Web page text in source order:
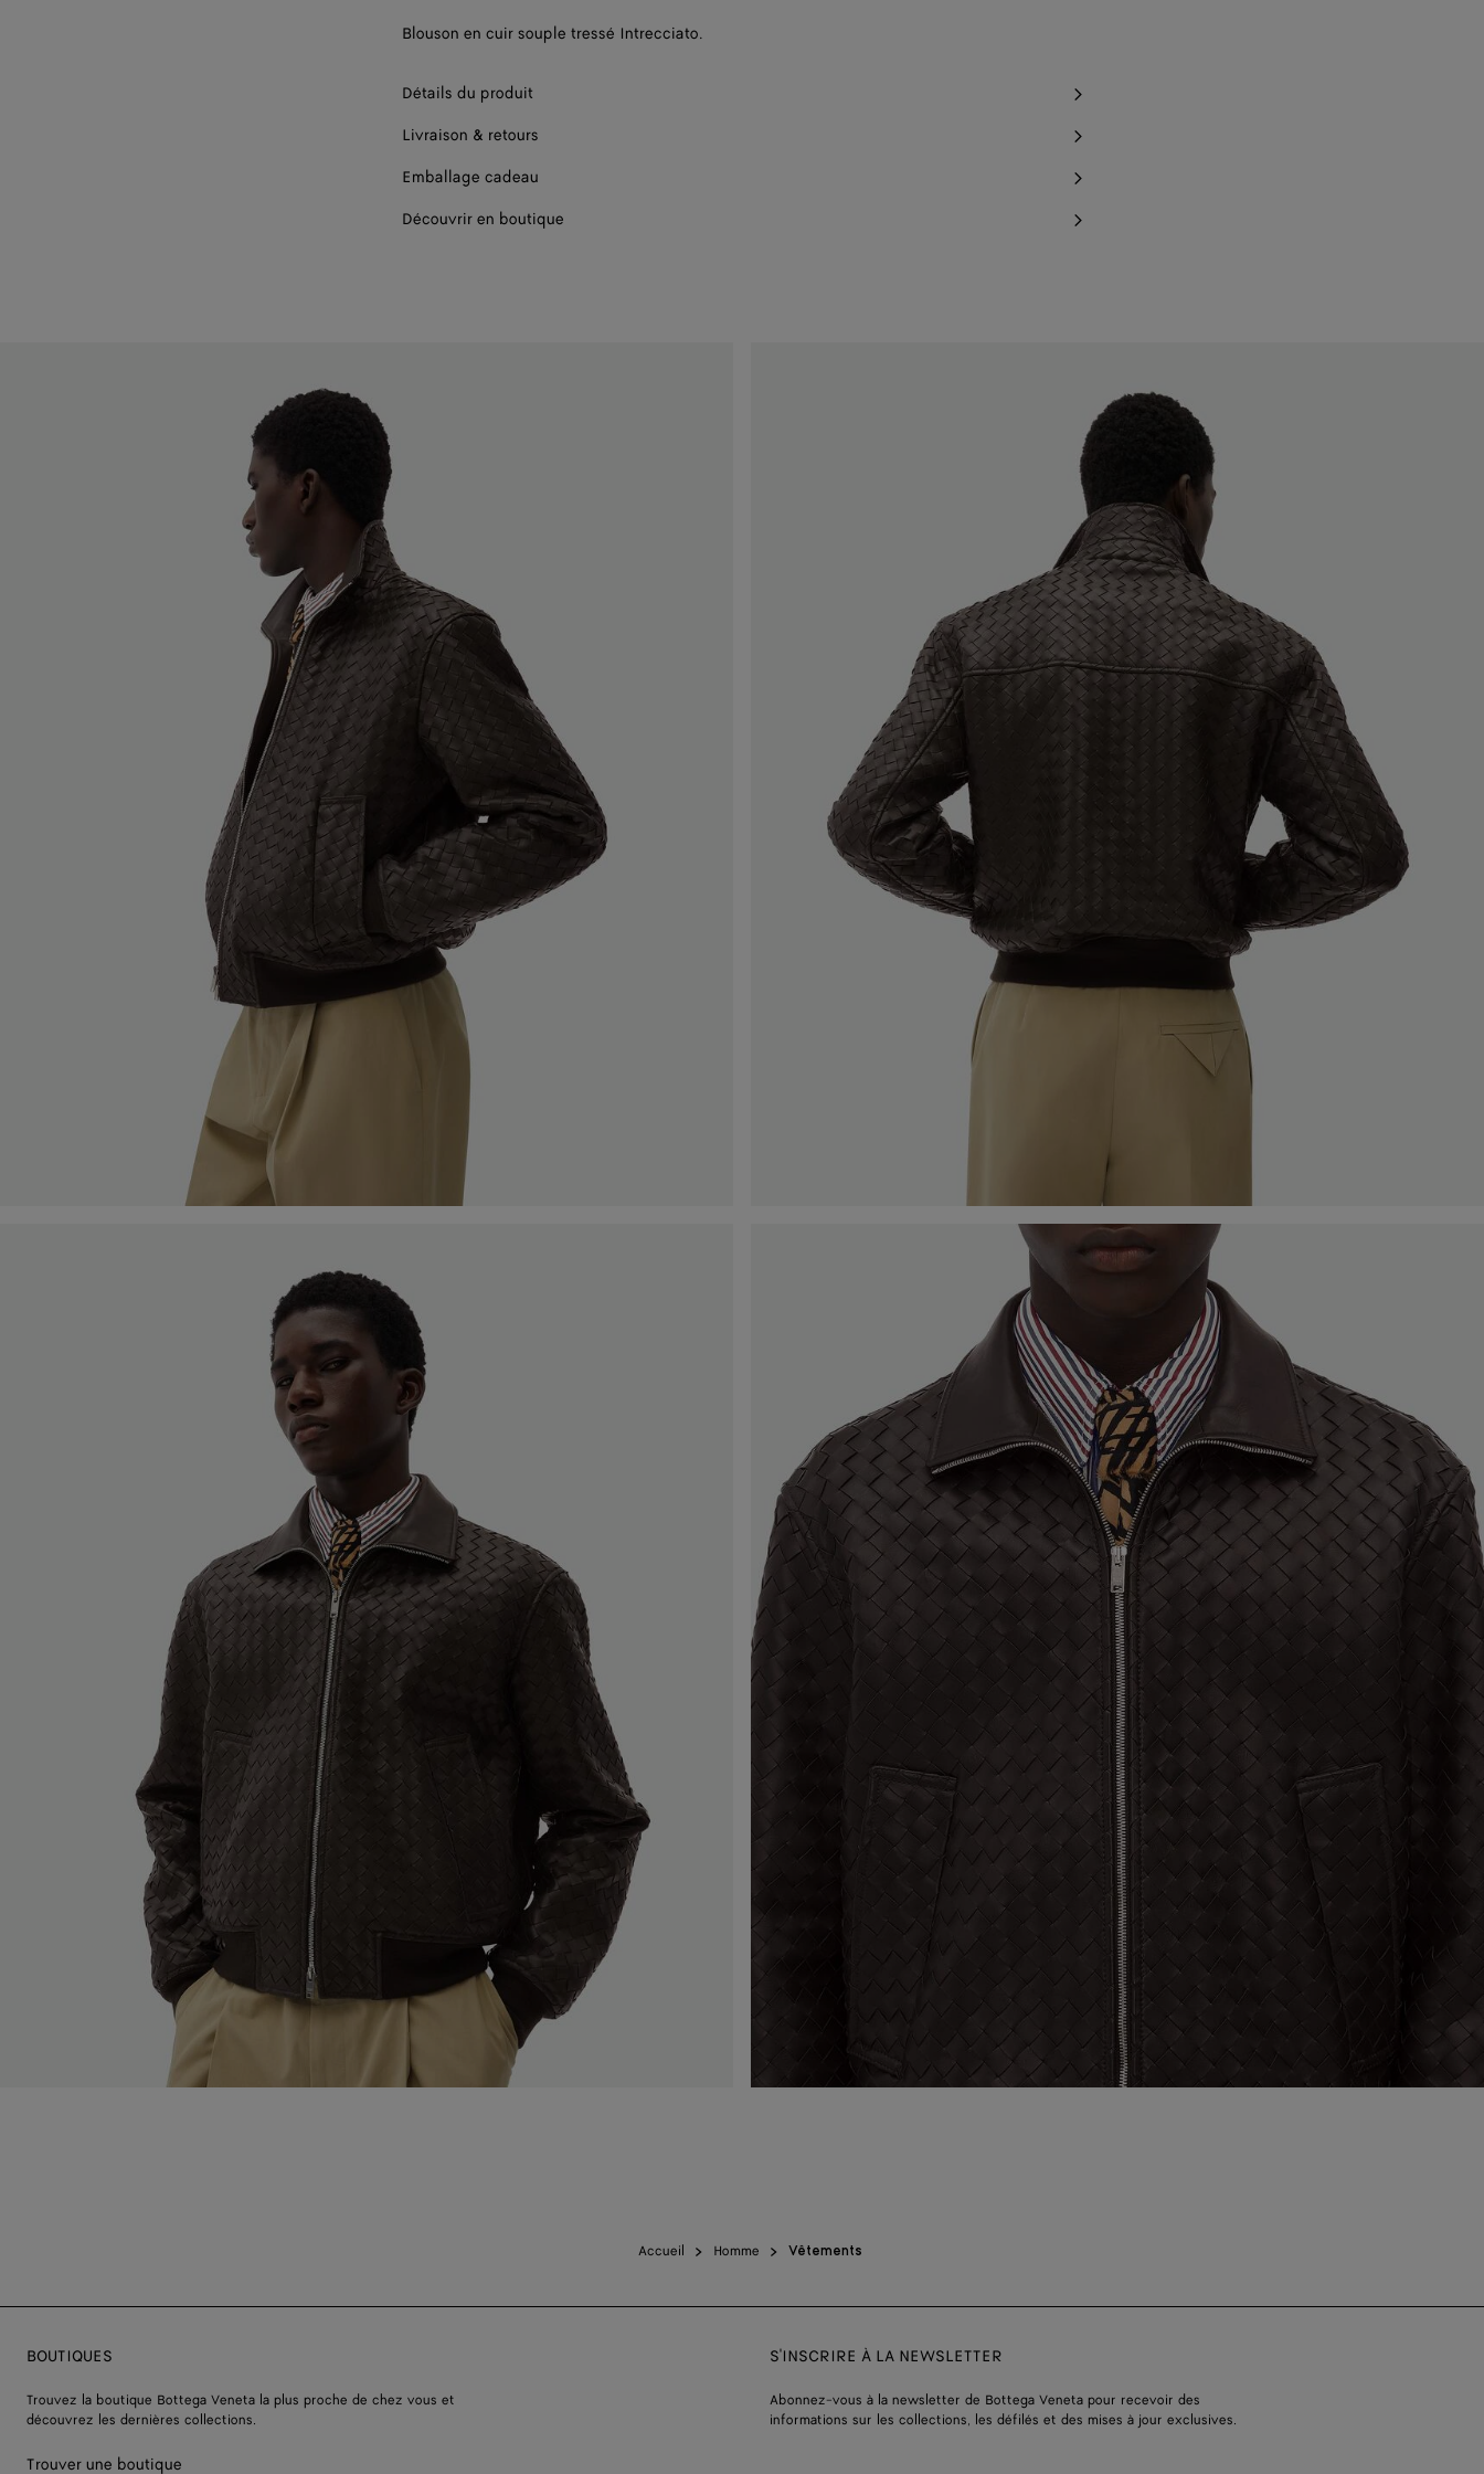
52
54
56
Blouson en cuir souple tressé Intrecciato.
Détails du produit
Livraison & retours
Emballage cadeau
Découvrir en boutique
Accueil Homme Vêtements
BOUTIQUES
Trouvez la boutique Bottega Veneta la plus proche de chez vous et
découvrez les dernières collections.
Trouver une boutique
S'INSCRIRE À LA NEWSLETTER
Abonnez-vous à la newsletter de Bottega Veneta pour recevoir des
informations sur les collections, les défilés et des mises à jour exclusives.